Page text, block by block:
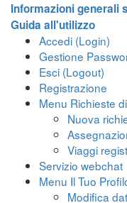
Informazioni generali
Guida all'utilizzo
Accedi (Login)
Gestione
Esci (Logout)
Registrazione
Menu Richieste
Nuova
Viaggi
Servizio webchat
Menu Il Tuo
Modifica